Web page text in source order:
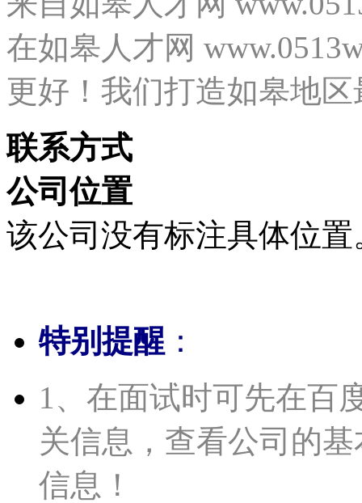
在如皋人才网
更好！我们打造如皋地
联系方式
公司位置
该公司没有标注具体位置
特别提醒 ：
1、在面试时可先在百
关信息，查看公司的
信息！